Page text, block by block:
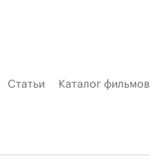
Статьи Каталог фильмов